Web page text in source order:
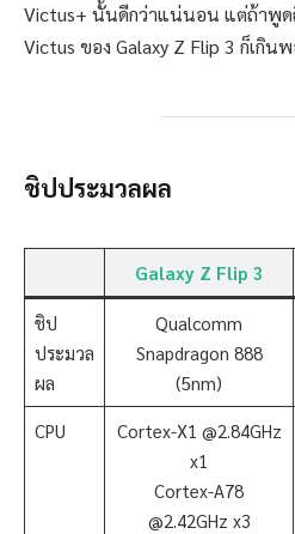
Victus+ นั้นดีกว่าแน่นอน แต่ถ้าพูด
Victus ของ Galaxy Z Flip 3 ก็เกิน
ชิปประมวลผล
Galaxy Z Flip 3
ชิป
ประมวล
ผล
Qualcomm
Snapdragon 888
(5nm)
CPU
Cortex-X1 @2.84GHz
x1
Cortex-A78
@2.42GHz x3